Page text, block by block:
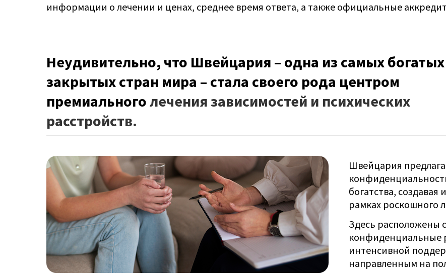
информации о лечении и ценах, среднее время ответа, а также официальные
Неудивительно, что Швейцария – одна из самых
закрытых стран мира – стала своего рода центром
премиальноголечения зависимостей и психических
расстройств.
Швейцария
богатства, создавая
рамках роскошного
Здесь расположены
конфиденциальные
интенсивной
направленным на